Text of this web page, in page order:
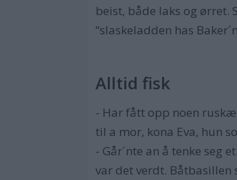
beist, både laks og ørret.
“slaskeladden has
Alltid fisk
- Har fått opp noen
til a mor, kona Eva, hun
- Går´nte an å tenke seg
var det verdt. Båtbasillen